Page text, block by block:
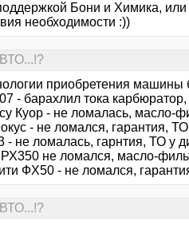
Бони и Химика,
необходимости :))
приобретения машины
- барахлил тока
Куор - не ломалась, масло-
- не ломался, гарантия,
- не ломалась, гарнтия, ТО у
РХ350 не ломался, масло-
ФХ50 - не ломался,